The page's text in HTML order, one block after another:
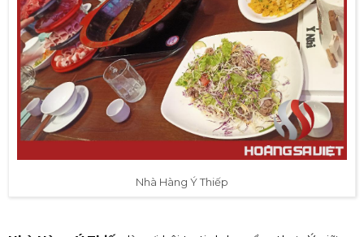
Nhà Hàng Ý Thiếp